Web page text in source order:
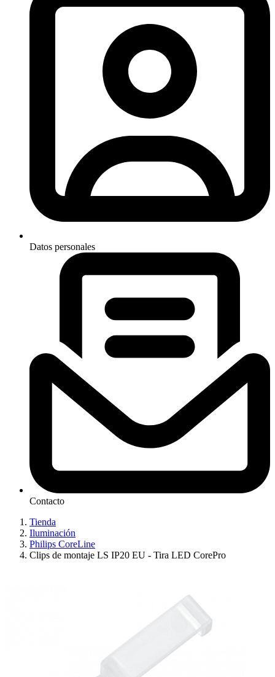
Datos personales
Contacto
Tienda
Iluminación
Philips CoreLine
Clips de montaje LS IP20 EU - Tira LED CorePro